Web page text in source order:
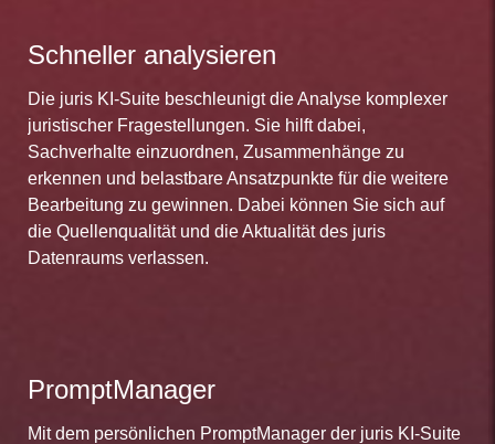
Schneller analysieren
Die juris KI-Suite beschleunigt die Analyse komplexer
juristischer Fragestellungen. Sie hilft dabei,
Sachverhalte einzuordnen, Zusammenhänge zu
erkennen und belastbare Ansatzpunkte für die weitere
Bearbeitung zu gewinnen. Dabei können Sie sich auf
die Quellenqualität und die Aktualität des juris
Datenraums verlassen.
PromptManager
Mit dem persönlichen PromptManager der juris KI-Suite